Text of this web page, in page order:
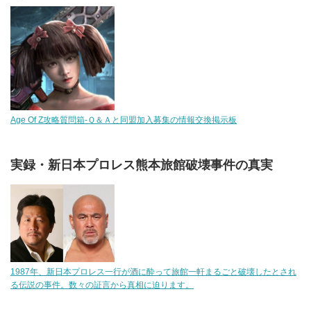
Age Of Z攻略質問箱-Ｑ＆Ａと同盟加入募集の情報交換掲示板
実録・新日本プロレス熊本旅館破壊事件の真実
1987年、新日本プロレス一行が酒に酔って旅館一軒まるごと破壊したとされ
る伝説の事件。数々の証言から真相に迫ります。